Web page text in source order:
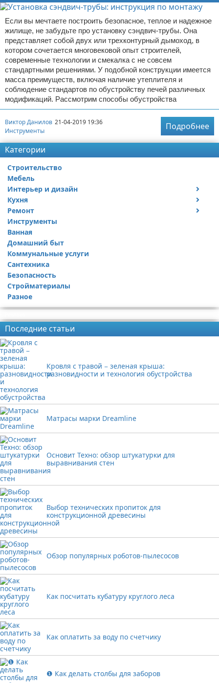
Если вы мечтаете построить безопасное, теплое и надежное
жилище, не забудьте про установку сэндвич-трубы. Она
представляет собой двух или трехконтурный дымоход, в
котором сочетается многовековой опыт строителей,
современные технологии и смекалка с не совсем
стандартными решениями. У подобной конструкции имеется
масса преимуществ, включая наличие утеплителя и
соблюдение стандартов по обустройству печей различных
модификаций. Рассмотрим способы обустройства
Виктор Данилов 21-04-2019 19:36
Инструменты
Подробнее
Категории
Строительство
Мебель
Интерьер и дизайн
Дизайн дачи
Дизайн квартиры
Кухня
Посуда
Ремонт
Ремонт дачи
Ремонт квартиры
Инструменты
Ванная
Домашний быт
Коммунальные услуги
Сантехника
Безопасность
Стройматериалы
Разное
Последние статьи
Кровля с травой − зеленая крыша:
разновидности и технология обустройства
Матрасы марки Dreamline
Основит Техно: обзор штукатурки для
выравнивания стен
Выбор технических пропиток для
конструкционной древесины
Обзор популярных роботов-пылесосов
Как посчитать кубатуру круглого леса
Как оплатить за воду по счетчику
❶ Как делать столбы для заборов